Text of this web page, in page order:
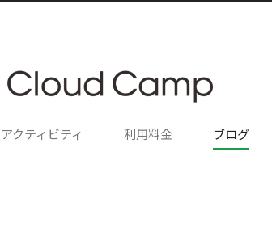
アクティビティ 利用料金 ブログ